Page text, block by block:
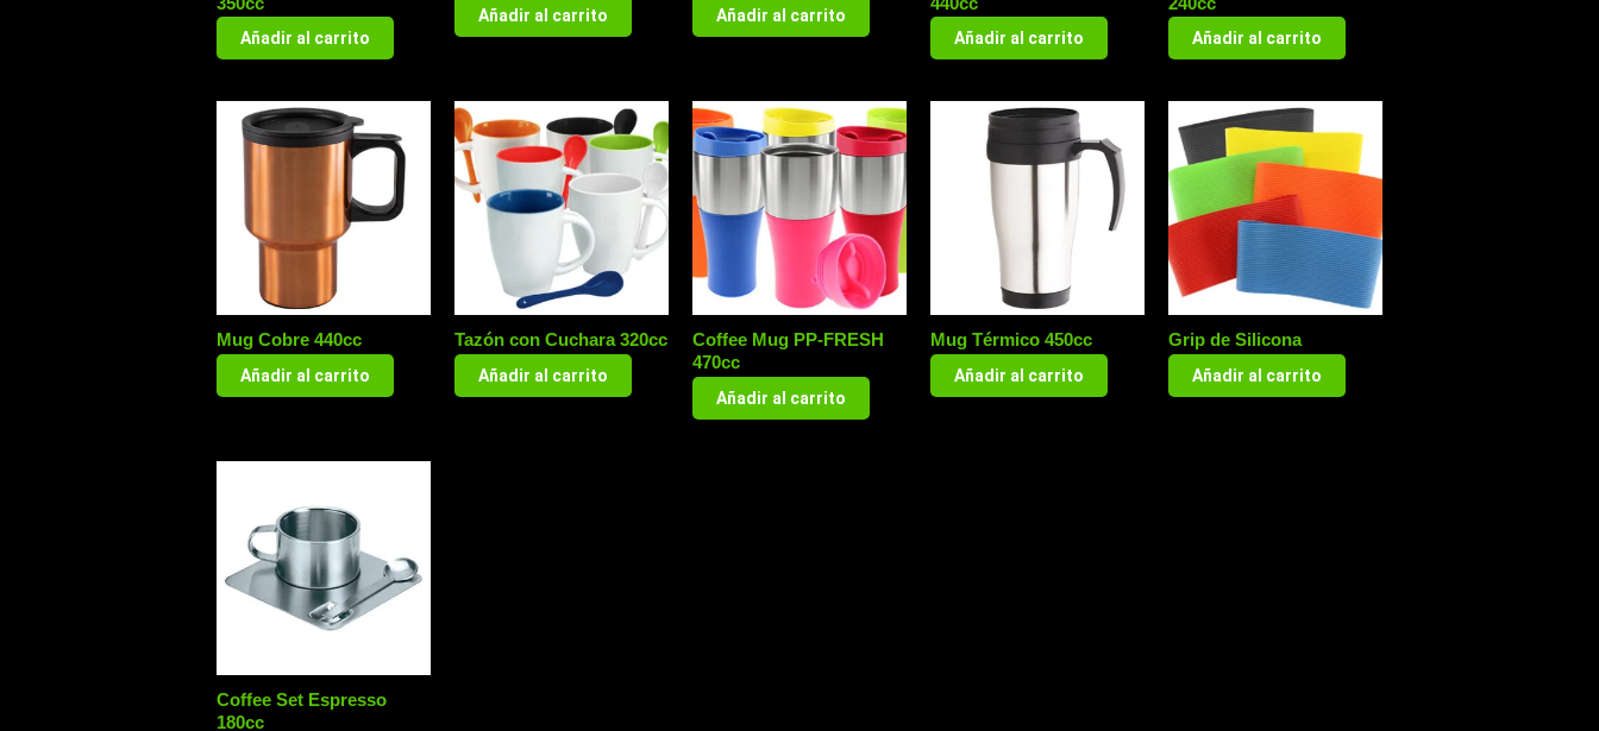
Añadir al carrito
Añadir al carrito Añadir al carrito
Añadir al carrito Añadir al carrito
Mug Cobre 440cc
Añadir al carrito
Tazón con Cuchara 320cc
Añadir al carrito
Coffee Mug PP-FRESH
470cc
Añadir al carrito
Mug Térmico 450cc
Añadir al carrito
Grip de Silicona
Añadir al carrito
Coffee Set Espresso
180cc